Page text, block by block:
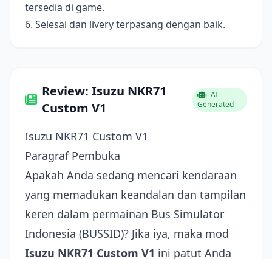
tersedia di game.
6. Selesai dan livery terpasang dengan baik.
Review: Isuzu NKR71
Custom V1
AI
Generated
Isuzu NKR71 Custom V1
Paragraf Pembuka
Apakah Anda sedang mencari kendaraan
yang memadukan keandalan dan tampilan
keren dalam permainan Bus Simulator
Indonesia (BUSSID)? Jika iya, maka mod
Isuzu NKR71 Custom V1 ini patut Anda